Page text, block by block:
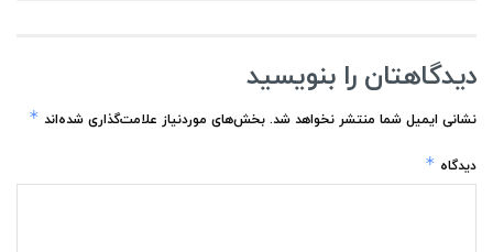
دیدگاهتان را بنویسید
نشانی ایمیل شما منتشر نخواهد شد. بخش‌های موردنیاز علامت‌گذاری شده‌اند *
دیدگاه *